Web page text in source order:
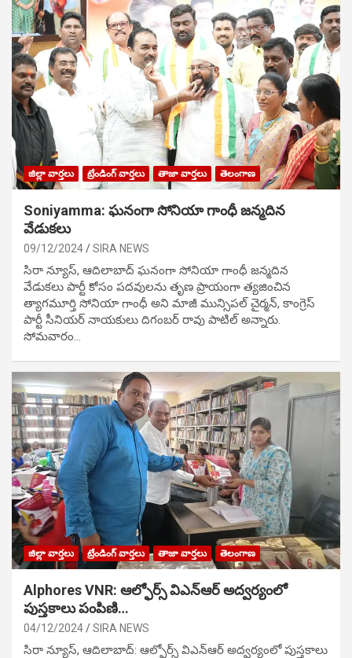
జిల్లా వార్తలు ట్రేండింగ్ వార్తలు తాజా వార్తలు తెలంగాణ
Soniyamma: ఘ‌నంగా సోనియా గాంధీ జ‌న్మ‌దిన
వేడుక‌లు
09/12/2024 SIRA NEWS
సిరా న్యూస్, ఆదిలాబాద్ ఘ‌నంగా సోనియా గాంధీ జ‌న్మ‌దిన
వేడుక‌లు పార్టీ కోసం ప‌ద‌వుల‌ను తృణ ప్రాయంగా త్య‌జించిన
త్యాగమూర్తి సోనియా గాంధీ అని మాజీ మున్సిప‌ల్ చైర్మ‌న్, కాంగ్రెస్
పార్టీ సీనియ‌ర్ నాయ‌కులు దిగంబ‌ర్ రావు పాటిల్ అన్నారు.
సోమవారం…
జిల్లా వార్తలు ట్రేండింగ్ వార్తలు తాజా వార్తలు తెలంగాణ
Alphores VNR: ఆల్ఫోర్స్ విఎన్ఆర్ అద్వర్యంలో
పుస్తకాలు పంపిణి…
04/12/2024 SIRA NEWS
సిరా న్యూస్, ఆదిలాబాద్: ఆల్ఫోర్స్ విఎన్ఆర్ అద్వర్యంలో పుస్తకాలు